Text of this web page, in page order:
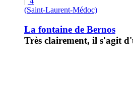
(Saint-Laurent-Médoc)
La fontaine de Bernos
Très clairement, il s'agit